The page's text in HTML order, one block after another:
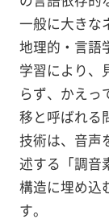
一般に大きな
地理的・言語
学習により、
らず、かえっ
移と呼ばれる
技術は、音声
述する「調音
構造に埋め込
す。